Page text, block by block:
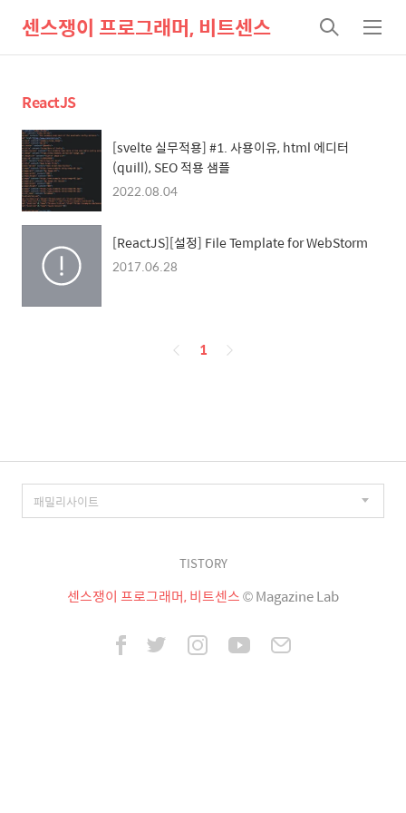
센스쟁이 프로그래머, 비트센스
검
색
메
뉴
ReactJS
[svelte 실무적용] #1. 사용이유, html 에디터
(quill), SEO 적용 샘플
2022.08.04
[ReactJS][설정] File Template for WebStorm
2017.06.28
페
1
TISTORY
센스쟁이 프로그래머, 비트센스© Magazine Lab